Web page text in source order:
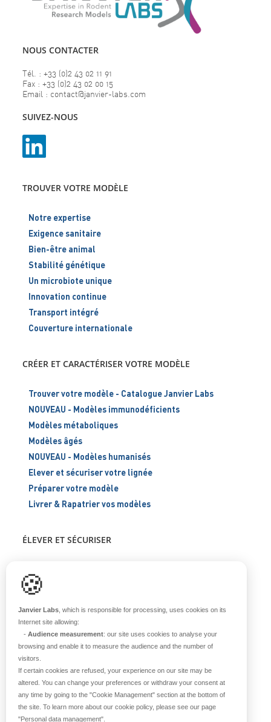
NOUS CONTACTER
Tél. : +33 (0)2 43 02 11 91
Fax : +33 (0)2 43 02 00 15
Email : contact@janvier-labs.com
SUIVEZ-NOUS
TROUVER VOTRE MODÈLE
Notre expertise
Exigence sanitaire
Bien-être animal
Stabilité génétique
Un microbiote unique
Innovation continue
Transport intégré
Couverture internationale
CRÉER ET CARACTÉRISER VOTRE MODÈLE
Trouver votre modèle - Catalogue Janvier Labs
NOUVEAU - Modèles immunodéficients
Modèles métaboliques
Modèles âgés
NOUVEAU - Modèles humanisés
Elever et sécuriser votre lignée
Préparer votre modèle
Livrer & Rapatrier vos modèles
ÉLEVER ET SÉCURISER
Blog
À PROPOS
Notre histoire
Nos équipes
Nos valeurs
Notre site
🍪
Janvier Labs , which is responsible for processing, uses cookies on its
Internet site allowing:
- Audience measurement: our site uses cookies to analyse your
browsing and enable it to measure the audience and the number of
visitors.
If certain cookies are refused, your experience on our site may be
altered. You can change your preferences or withdraw your consent at
any time by going to the "Cookie Management" section at the bottom of
the site. To learn more about our cookie policy, please see our page
"Personal data management"